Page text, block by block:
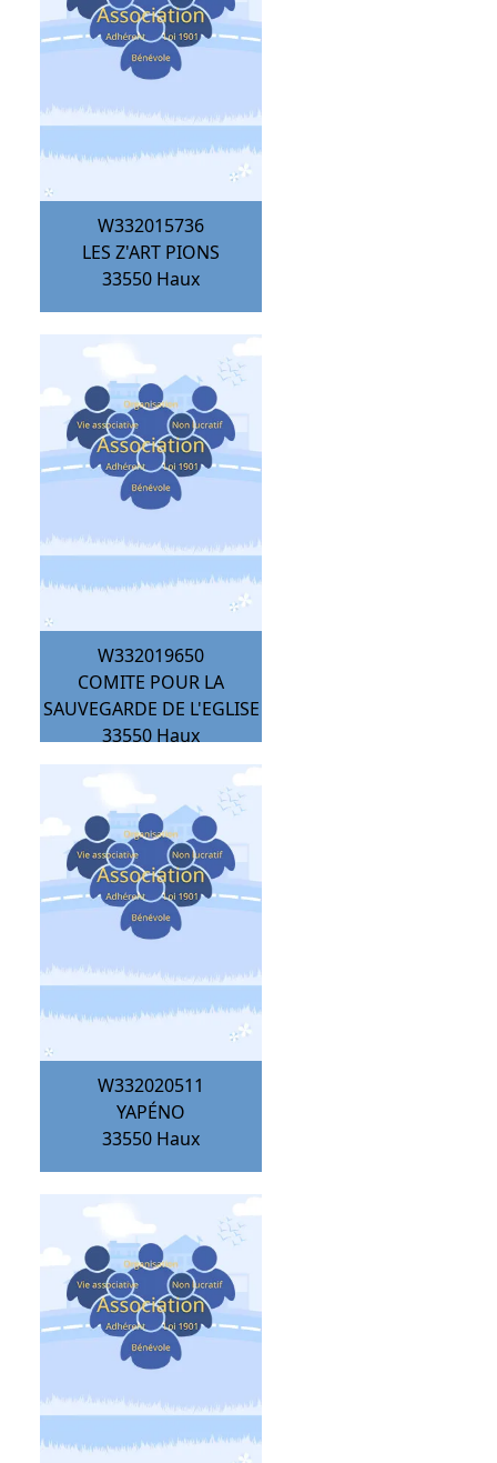
W332015736
LES Z'ART PIONS
33550 Haux
W332019650
COMITE POUR LA
SAUVEGARDE DE L'EGLISE
33550 Haux
W332020511
YAPÉNO
33550 Haux